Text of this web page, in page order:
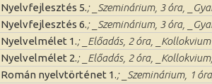
Nyelvfejlesztés 5.; _Szeminárium, 3 óra,
Nyelvfejlesztés 6.; _Szeminárium, 3 óra,
Nyelvelmélet 1.; _Előadás, 2 óra, _Kollokvium
Nyelvelmélet 2.; _Előadás, 2 óra, _Kollokvium,
Román nyelvtörténet 1.; _Szeminárium, 1